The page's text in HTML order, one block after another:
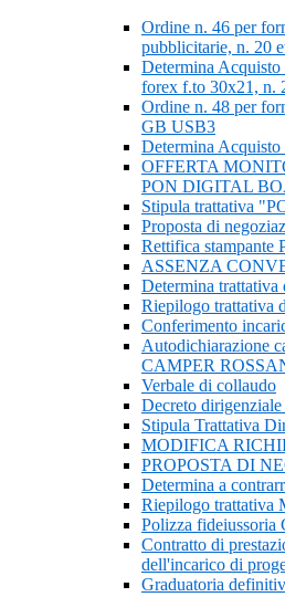
Ordine n. 46 per
pubblicitarie, n. 20
Determina
forex f.to 30x21, n.
Ordine n. 48 per
GB USB3
Determina
OFFERTA
PON DIGITAL
Stipula trattativa
Proposta di
Rettifica
ASSENZA
Determina
Riepilogo trattativa
Conferimento
Autodichiarazione
CAMPER
Verbale di collaudo
Decreto
Stipula Trattativa
MODIFICA
PROPOSTA DI
Determina a
Riepilogo trattativa
Polizza fideiussoria
Contratto di
dell'incarico di
Graduatoria